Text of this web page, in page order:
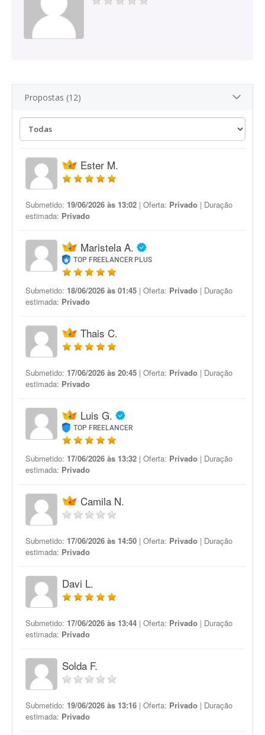
Propostas (12)
Ester M.
Submetido: 19/06/2026 às 13:02 | Oferta: Privado | Duração
estimada: Privado
Maristela A.
TOP FREELANCER PLUS
Submetido: 18/06/2026 às 01:45 | Oferta: Privado | Duração
estimada: Privado
Thais C.
Submetido: 17/06/2026 às 20:45 | Oferta: Privado | Duração
estimada: Privado
Luis G.
TOP FREELANCER
Submetido: 17/06/2026 às 13:32 | Oferta: Privado | Duração
estimada: Privado
Camila N.
Submetido: 17/06/2026 às 14:50 | Oferta: Privado | Duração
estimada: Privado
Davi L.
Submetido: 17/06/2026 às 13:44 | Oferta: Privado | Duração
estimada: Privado
Solda F.
Submetido: 19/06/2026 às 13:16 | Oferta: Privado | Duração
estimada: Privado